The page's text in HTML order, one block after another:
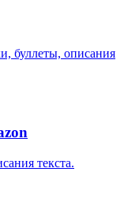
буллеты, описания
текста.